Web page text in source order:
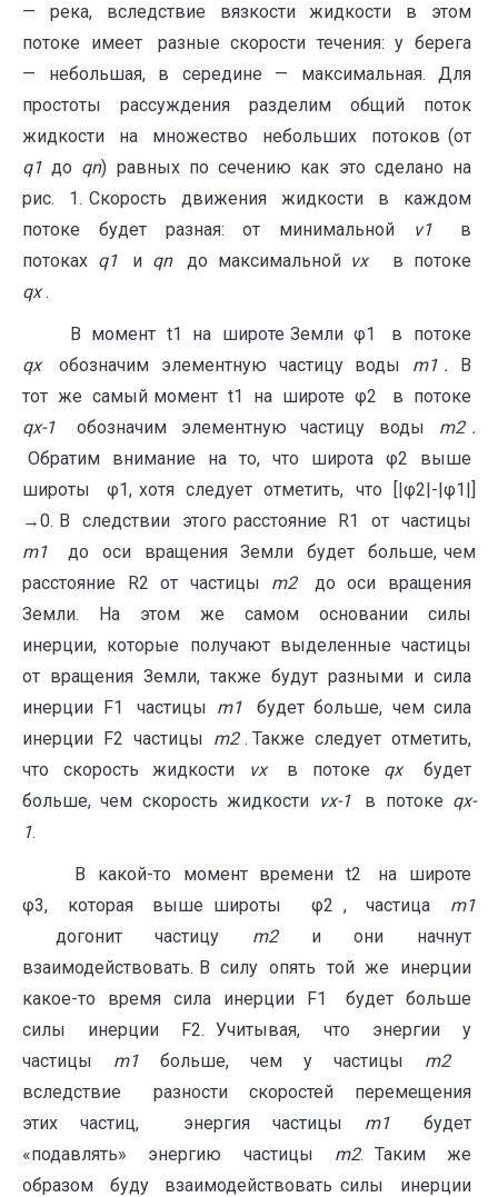
— река, вследствие вязкости жидкости в этом
потоке имеет разные скорости течения: у берега
— небольшая, в середине — максимальная. Для
простоты рассуждения разделим общий поток
жидкости на множество небольших потоков (от
q1 до qn) равных по сечению как это сделано на
рис. 1. Скорость движения жидкости в каждом
потоке будет разная: от минимальной
v1
в
потоках q1 и qn до максимальной vx
в потоке
qx.
В момент t1 на широте Земли φ1 в потоке
qx обозначим элементную частицу воды m1. В
тот же самый момент t1 на широте φ2 в потоке
qx-1 обозначим элементную частицу воды m2.
Обратим внимание на то, что широта φ2 выше
широты φ1, хотя следует отметить, что [|φ2|-|φ1|]
→0. В следствии этого расстояние R1 от частицы
m1 до оси вращения Земли будет больше, чем
расстояние R2 от частицы m2до оси вращения
Земли. На этом же самом основании силы
инерции, которые получают выделенные частицы
от вращения Земли, также будут разными и сила
инерции F1 частицы m1
будет больше, чем сила
инерции F2 частицы m2. Также следует отметить,
что скорость жидкости
vx в потоке qx
будет
больше, чем скорость жидкости vx-1 в потоке qx-
1.
В какой-то момент времени t2 на широте
φ3, которая выше широты φ2 , частица m1
догонит частицу m2и они начнут
взаимодействовать. В силу опять той же инерции
какое-то время сила инерции F1 будет больше
силы инерции F2. Учитывая, что энергии у
частицы m1 больше, чем у частицы m2
вследствие разности скоростей перемещения
этих частиц, энергия частицы m1
будет
«подавлять» энергию частицы m2. Таким же
образом буду взаимодействовать силы инерции